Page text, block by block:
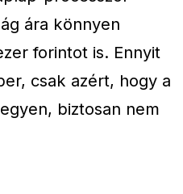
ára könnyen
forintot is. Ennyit
csak azért, hogy a
biztosan nem